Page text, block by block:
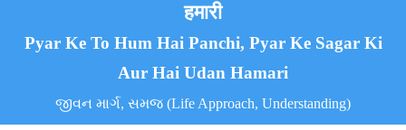
हमारी
Pyar Ke To Hum Hai Panchi, Pyar Ke Sagar Ki
Aur Hai Udan Hamari
જીવન માર્ગ, સમજ (Life Approach, Understanding)